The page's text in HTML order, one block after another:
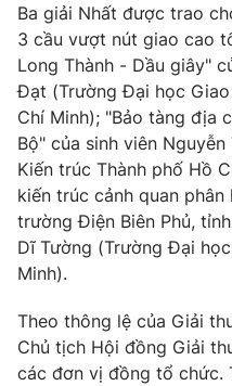
Ba giải Nhất được trao
3 cầu vượt nút giao cao
Long Thành - Dầu giây"
Đạt (Trường Đại học
Chí Minh); "Bảo tàng địa
Bộ" của sinh viên
Kiến trúc Thành phố Hồ
kiến trúc cảnh quan
trường Điện Biên Phủ,
Dĩ Tường (Trường Đại
Minh).
Theo thông lệ của Giải
Chủ tịch Hội đồng Giải
các đơn vị đồng tổ chức.